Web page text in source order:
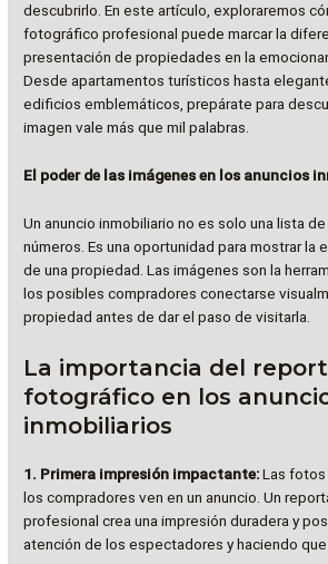
descubrirlo. En este artículo, exploraremos
fotográfico profesional puede marcar la
presentación de propiedades en la
Desde apartamentos turísticos hasta
edificios emblemáticos, prepárate para
imagen vale más que mil palabras.
El poder de las imágenes en los anuncios
Un anuncio inmobiliario no es solo una lista
números. Es una oportunidad para mostrar la
de una propiedad. Las imágenes son la
los posibles compradores conectarse
propiedad antes de dar el paso de visitarla.
La importancia del
fotográfico en los
inmobiliarios
1. Primera impresión impactante:Las fotos
los compradores ven en un anuncio. Un
profesional crea una impresión duradera y
atención de los espectadores y haciendo que